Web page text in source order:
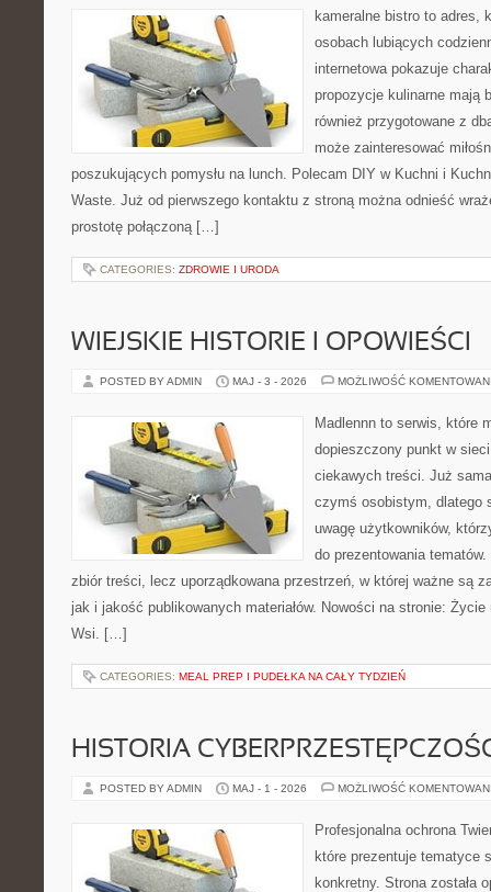
kameralne bistro to adres,
osobach lubiących
internetowa pokazuje
propozycje kulinarne mają
również przygotowane z
może zainteresować
poszukujących pomysłu na lunch. Polecam DIY w Kuchni i
Waste. Już od pierwszego kontaktu z stroną można odnieść
prostotę połączoną […]
CATEGORIES: ZDROWIE I URODA
WIEJSKIE HISTORIE I OPOWIEŚCI
POSTED BY ADMIN MAJ - 3 - 2026 MOŻLIWOŚĆ
Madlennn to serwis, które
dopieszczony punkt w
ciekawych treści. Już
czymś osobistym, dlatego
uwagę użytkowników,
do prezentowania
zbiór treści, lecz uporządkowana przestrzeń, w której ważne są
jak i jakość publikowanych materiałów. Nowości na stronie:
Wsi. […]
CATEGORIES: MEAL PREP I PUDEŁKA NA CAŁY TYDZIEŃ
HISTORIA
POSTED BY ADMIN MAJ - 1 - 2026 MOŻLIWOŚĆ
Profesjonalna ochrona
które prezentuje tematyce
konkretny. Strona została